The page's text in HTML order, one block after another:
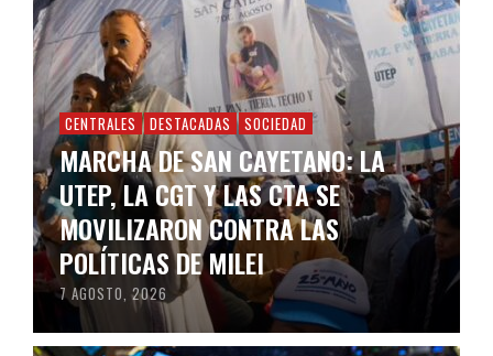
CENTRALES DESTACADAS SOCIEDAD
MARCHA DE SAN CAYETANO: LA
UTEP, LA CGT Y LAS CTA SE
MOVILIZARON CONTRA LAS
POLÍTICAS DE MILEI
7 AGOSTO, 2026